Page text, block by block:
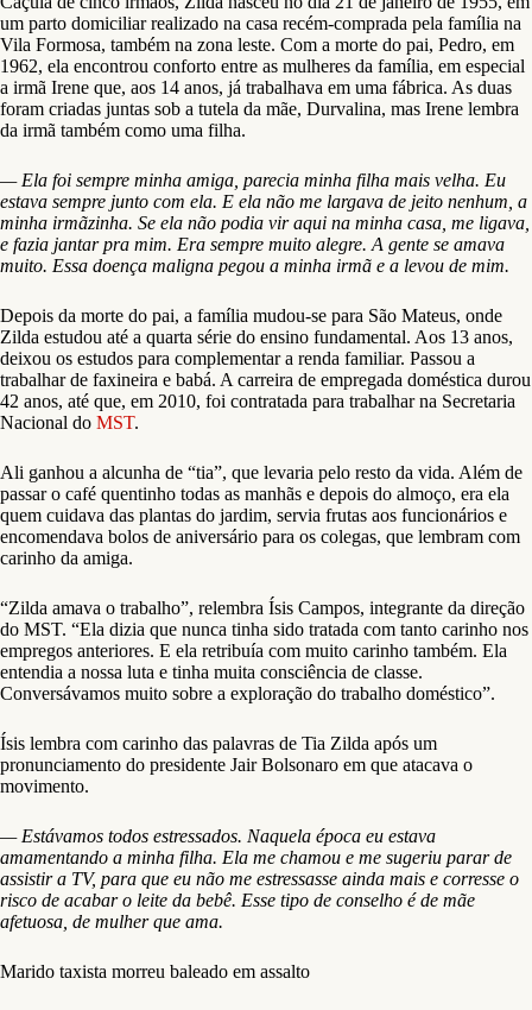
um parto domiciliar realizado na casa recém-comprada pela família na
Vila Formosa, também na zona leste. Com a morte do pai, Pedro, em
1962, ela encontrou conforto entre as mulheres da família, em especial
a irmã Irene que, aos 14 anos, já trabalhava em uma fábrica. As duas
foram criadas juntas sob a tutela da mãe, Durvalina, mas Irene lembra
da irmã também como uma filha.
— Ela foi sempre minha amiga, parecia minha filha mais velha. Eu
estava sempre junto com ela. E ela não me largava de jeito nenhum, a
minha irmãzinha. Se ela não podia vir aqui na minha casa, me ligava,
e fazia jantar pra mim. Era sempre muito alegre. A gente se amava
muito. Essa doença maligna pegou a minha irmã e a levou de mim.
Depois da morte do pai, a família mudou-se para São Mateus, onde
Zilda estudou até a quarta série do ensino fundamental. Aos 13 anos,
deixou os estudos para complementar a renda familiar. Passou a
trabalhar de faxineira e babá. A carreira de empregada doméstica durou
42 anos, até que, em 2010, foi contratada para trabalhar na Secretaria
Nacional do MST.
Ali ganhou a alcunha de “tia”, que levaria pelo resto da vida. Além de
passar o café quentinho todas as manhãs e depois do almoço, era ela
quem cuidava das plantas do jardim, servia frutas aos funcionários e
encomendava bolos de aniversário para os colegas, que lembram com
carinho da amiga.
“Zilda amava o trabalho”, relembra Ísis Campos, integrante da direção
do MST. “Ela dizia que nunca tinha sido tratada com tanto carinho nos
empregos anteriores. E ela retribuía com muito carinho também. Ela
entendia a nossa luta e tinha muita consciência de classe.
Conversávamos muito sobre a exploração do trabalho doméstico”.
Ísis lembra com carinho das palavras de Tia Zilda após um
pronunciamento do presidente Jair Bolsonaro em que atacava o
movimento.
— Estávamos todos estressados. Naquela época eu estava
amamentando a minha filha. Ela me chamou e me sugeriu parar de
assistir a TV, para que eu não me estressasse ainda mais e corresse o
risco de acabar o leite da bebê. Esse tipo de conselho é de mãe
afetuosa, de mulher que ama.
Marido taxista morreu baleado em assalto